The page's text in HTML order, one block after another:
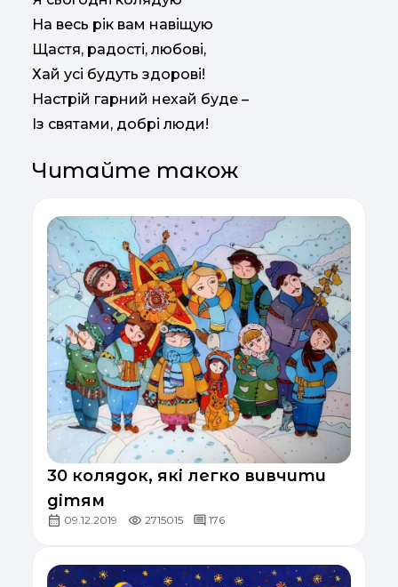
На весь рік вам навіщую
Щастя, радості, любові,
Хай усі будуть здорові!
Настрій гарний нехай буде –
Із святами, добрі люди!
Читайте також
30 колядок, які легко вивчити
дітям
09.12.2019 2715015 176